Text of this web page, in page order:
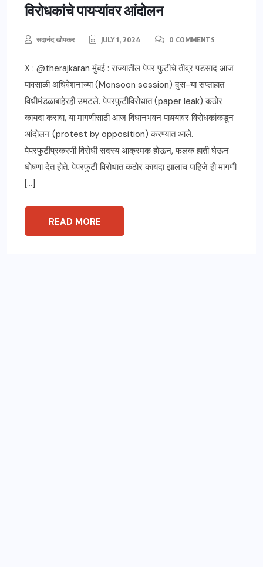
विरोधकांचे पायऱ्यांवर आंदोलन
सदानंद खोपकर JULY 1, 2024 0 COMMENTS
X : @therajkaran मुंबई : राज्यातील पेपर फुटीचे तीव्र पडसाद आज
पावसाळी अधिवेशनाच्या (Monsoon session) दुस-या सप्ताहात
विधीमंडळाबाहेरही उमटले. पेपरफुटीविरोधात (paper leak) कठोर
कायदा करावा, या मागणीसाठी आज विधानभवन पायर्‍यांवर विरोधकांकडून
आंदोलन (protest by opposition) करण्यात आले.
पेपरफुटीप्रकरणी विरोधी सदस्य आक्रमक होऊन, फलक हाती घेऊन
घोेषणा देत होते. पेपरफुटी विरोधात कठोर कायदा झालाच पाहिजे ही मागणी
[…]
READ MORE